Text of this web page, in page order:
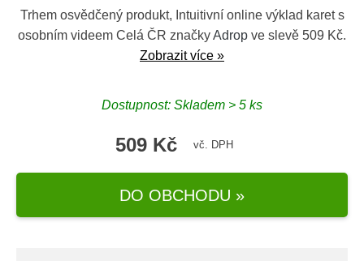
Trhem osvědčený produkt, Intuitivní online výklad karet s
osobním videem Celá ČR značkyAdrop ve slevě 509 Kč.
Zobrazit více »
Dostupnost: Skladem > 5 ks
509 Kč vč. DPH
DO OBCHODU »